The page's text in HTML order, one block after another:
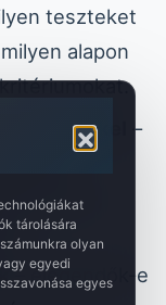
tárolására
olyan
egyedi
egyes
teszteket
alapon
mérésekkel
–
által
van-e,
– elegendők-e